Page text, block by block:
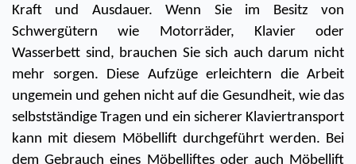
Kraft und Ausdauer. Wenn Sie im Besitz von
Schwergütern wie Motorräder, Klavier oder
Wasserbett sind, brauchen Sie sich auch darum nicht
mehr sorgen. Diese Aufzüge erleichtern die Arbeit
ungemein und gehen nicht auf die Gesundheit, wie das
selbstständige Tragen und ein sicherer Klaviertransport
kann mit diesem Möbellift durchgeführt werden. Bei
dem Gebrauch eines Möbelliftes oder auch Möbellift